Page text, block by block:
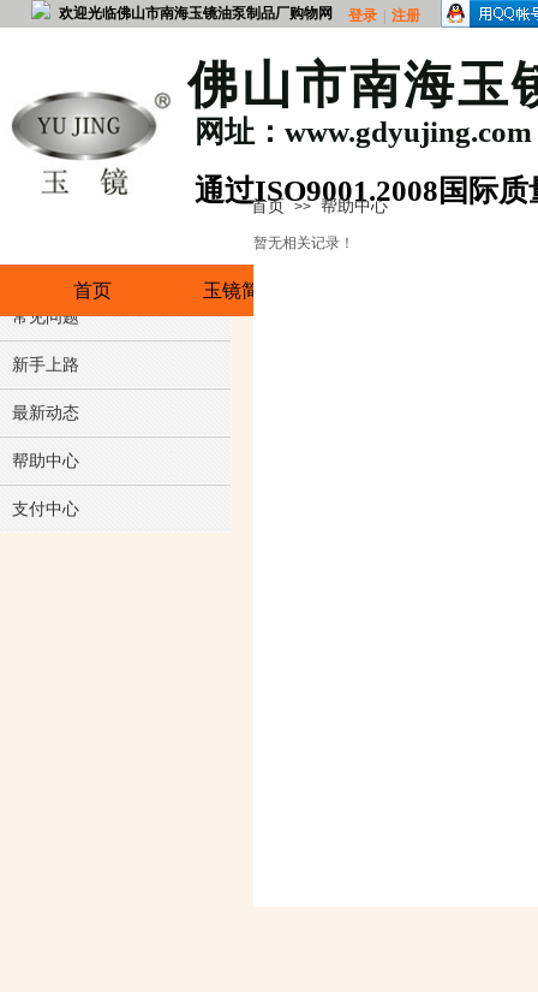
登录 注册
欢迎光临佛山市南海玉镜油泵制品厂购物网
佛山市南海玉
​通过ISO9001.2008国际
网址：www.gdyujing.com
首页 玉镜简介
首页 >> 帮助中心
用户注册
常见问题
新手上路
最新动态
帮助中心
支付中心
暂无相关记录！